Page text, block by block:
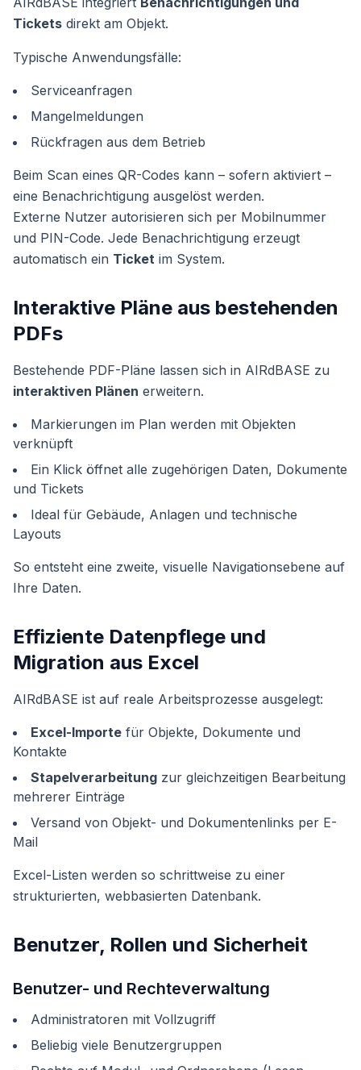
Tickets direkt am Objekt.
Typische Anwendungsfälle:
Serviceanfragen
Mangelmeldungen
Rückfragen aus dem Betrieb
Beim Scan eines QR-Codes kann – sofern aktiviert –
eine Benachrichtigung ausgelöst werden.
Externe Nutzer autorisieren sich per Mobilnummer
und PIN-Code. Jede Benachrichtigung erzeugt
automatisch ein Ticket im System.
Interaktive Pläne aus bestehenden
PDFs
Bestehende PDF-Pläne lassen sich in AIRdBASE zu
interaktiven Plänen erweitern.
Markierungen im Plan werden mit Objekten
verknüpft
Ein Klick öffnet alle zugehörigen Daten, Dokumente
und Tickets
Ideal für Gebäude, Anlagen und technische
Layouts
So entsteht eine zweite, visuelle Navigationsebene auf
Ihre Daten.
Effiziente Datenpflege und
Migration aus Excel
AIRdBASE ist auf reale Arbeitsprozesse ausgelegt:
Excel-Importe für Objekte, Dokumente und
Kontakte
Stapelverarbeitung zur gleichzeitigen Bearbeitung
mehrerer Einträge
Versand von Objekt- und Dokumentenlinks per E-
Mail
Excel-Listen werden so schrittweise zu einer
strukturierten, webbasierten Datenbank.
Benutzer, Rollen und Sicherheit
Benutzer- und Rechteverwaltung
Administratoren mit Vollzugriff
Beliebig viele Benutzergruppen